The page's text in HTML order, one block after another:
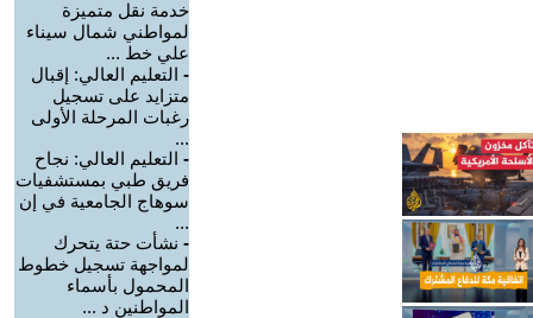
خدمة نقل متميزة
لمواطني شمال سيناء
علي خط ...
- التعليم العالي: إقبال
متزايد على تسجيل
رغبات المرحلة الأولى
...
- التعليم العالي: نجاح
فريق طبي بمستشفيات
سوهاج الجامعية في إن
...
- نشأت حتة يتحرك
لمواجهة تسجيل خطوط
المحمول بأسماء
المواطنين د ...